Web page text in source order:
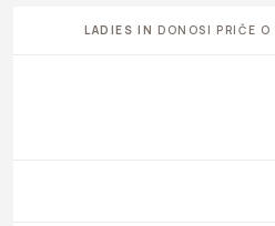
LADIES IN DONOSI PRIČE